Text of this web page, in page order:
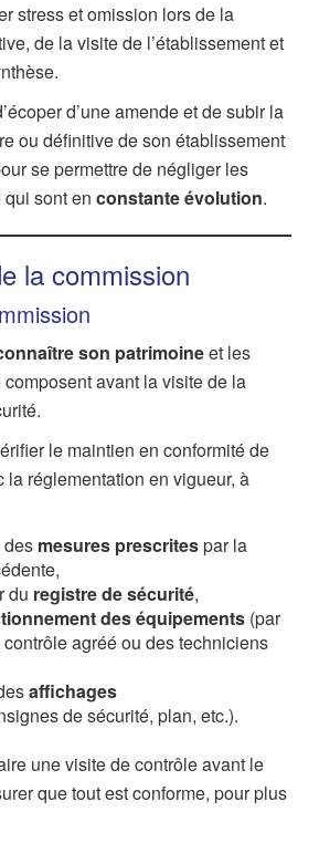
stress et omission lors de la
de la visite de l’établissement et
d’une amende et de subir la
ou définitive de son établissement
se permettre de négliger les
sont en constante évolution.
la commission
son patrimoineet les
avant la visite de la
le maintien en conformité de
la réglementation en vigueur, à
des mesures prescritespar la
du registre de sécurité,
des équipements (par
agréé ou des techniciens
affichages
de sécurité, plan, etc.).
une visite de contrôle avant le
que tout est conforme, pour plus